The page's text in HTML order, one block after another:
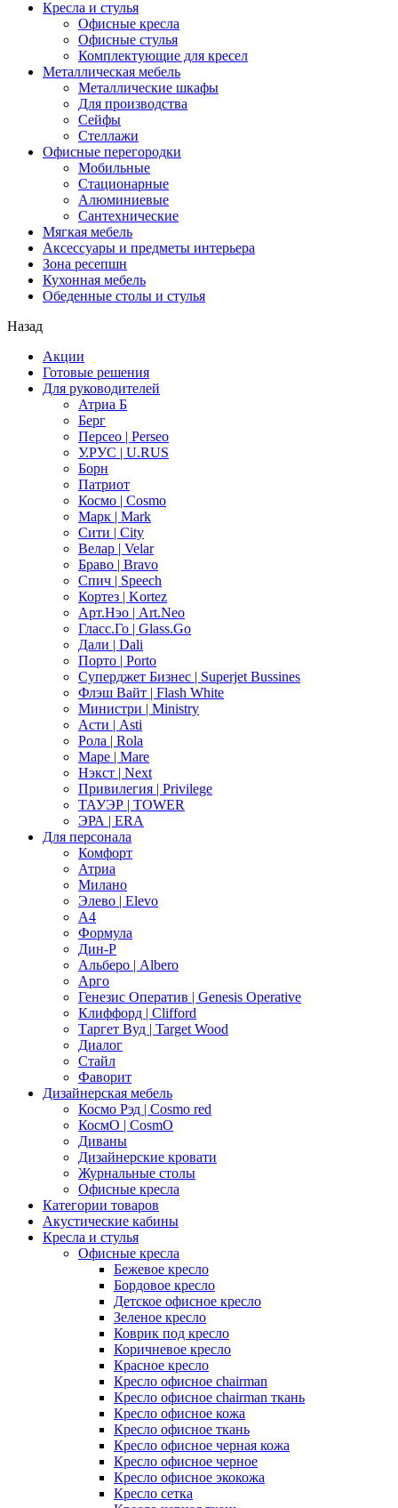
Кресла и стулья
Офисные кресла
Офисные стулья
Комплектующие для кресел
Металлическая мебель
Металлические шкафы
Для производства
Сейфы
Стеллажи
Офисные перегородки
Мобильные
Стационарные
Алюминиевые
Сантехнические
Мягкая мебель
Аксессуары и предметы интерьера
Зона ресепшн
Кухонная мебель
Обеденные столы и стулья
Назад
Акции
Готовые решения
Для руководителей
Атриа Б
Берг
Персео | Perseo
У.РУС | U.RUS
Борн
Патриот
Космо | Cosmo
Марк | Mark
Сити | City
Велар | Velar
Браво | Bravo
Спич | Speech
Кортез | Kortez
Арт.Нэо | Art.Neo
Гласс.Го | Glass.Go
Дали | Dali
Порто | Porto
Суперджет Бизнес | Superjet Bussines
Флэш Вайт | Flash White
Министри | Ministry
Асти | Asti
Рола | Rola
Маре | Mare
Нэкст | Next
Привилегия | Privilege
ТАУЭР | TOWER
ЭРА | ERA
Для персонала
Комфорт
Атриа
Милано
Элево | Elevo
А4
Формула
Дин-Р
Альберо | Albero
Арго
Генезис Оператив | Genesis Operative
Клиффорд | Clifford
Таргет Вуд | Target Wood
Диалог
Стайл
Фаворит
Дизайнерская мебель
Космо Рэд | Cosmo red
КосмО | CosmO
Диваны
Дизайнерские кровати
Журнальные столы
Офисные кресла
Категории товаров
Акустические кабины
Кресла и стулья
Офисные кресла
Бежевое кресло
Бордовое кресло
Детское офисное кресло
Зеленое кресло
Коврик под кресло
Коричневое кресло
Красное кресло
Кресло офисное chairman
Кресло офисное chairman ткань
Кресло офисное кожа
Кресло офисное ткань
Кресло офисное черная кожа
Кресло офисное черное
Кресло офисное экокожа
Кресло сетка